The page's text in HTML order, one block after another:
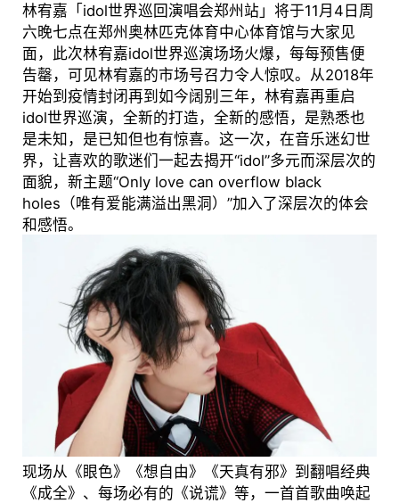
林宥嘉「idol世界巡回演唱会郑州站」将于11月4日周
六晚七点在郑州奥林匹克体育中心体育馆与大家见
面，此次林宥嘉idol世界巡演场场火爆，每每预售便
告罄，可见林宥嘉的市场号召力令人惊叹。从2018年
开始到疫情封闭再到如今阔别三年，林宥嘉再重启
idol世界巡演，全新的打造，全新的感悟，是熟悉也
是未知，是已知但也有惊喜。这一次，在音乐迷幻世
界，让喜欢的歌迷们一起去揭开“idol”多元而深层次的
面貌，新主题“Only love can overflow black
holes（唯有爱能满溢出黑洞）”加入了深层次的体会
和感悟。
现场从《眼色》《想自由》《天真有邪》到翻唱经典
《成全》、每场必有的《说谎》等，一首首歌曲唤起